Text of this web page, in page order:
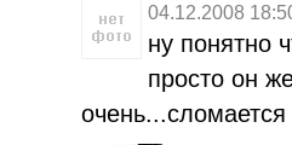
04.12.2008
ну понятно
просто он